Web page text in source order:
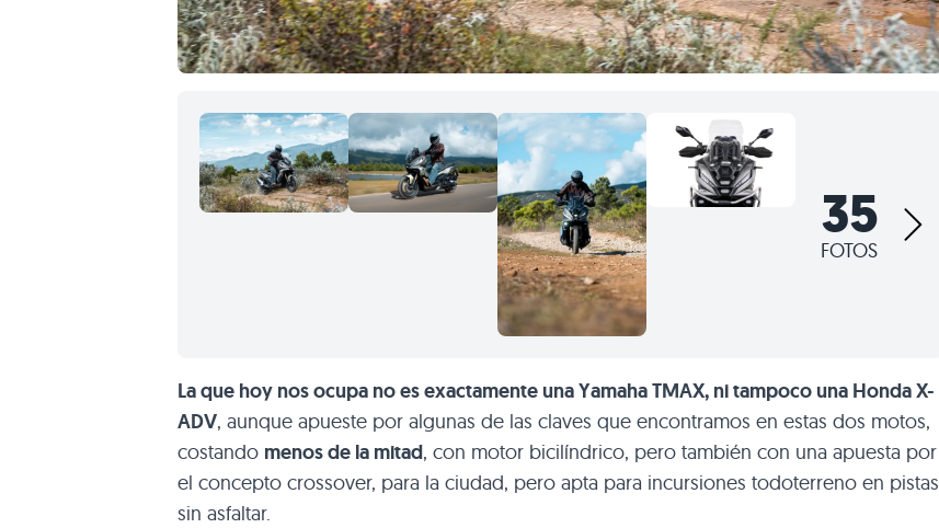
35
FOTOS
La que hoy nos ocupa no es exactamente una Yamaha TMAX, ni tampoco una Honda X-
ADV, aunque apueste por algunas de las claves que encontramos en estas dos motos,
costando menos de la mitad, con motor bicilíndrico, pero también con una apuesta por
el concepto crossover, para la ciudad, pero apta para incursiones todoterreno en pistas
sin asfaltar.